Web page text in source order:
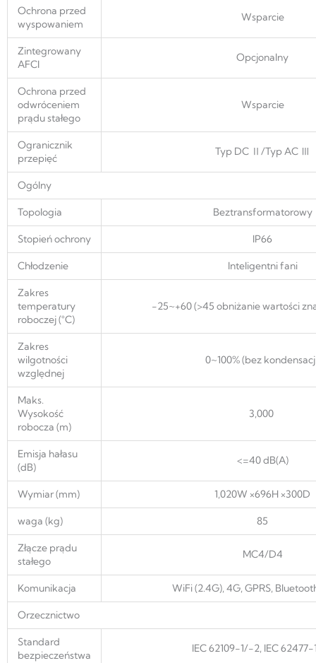
Ochrona przed
wyspowaniem
Wsparcie
Zintegrowany
AFCI
Opcjonalny
Ochrona przed
odwróceniem
prądu stałego
Wsparcie
Ogranicznik
przepięć
Typ DC Ⅱ/Typ AC Ⅲ
Ogólny
Topologia Beztransformatorowy
Stopień ochrony IP66
Chłodzenie Inteligentni fani
Zakres
temperatury
roboczej (°C)
-25~+60 (>45 obniżanie wartości
Zakres
wilgotności
względnej
0~100% (bez
Maks.
Wysokość
robocza (m)
3,000
Emisja hałasu
(dB)
<=40 dB(A)
Wymiar (mm) 1,020W ×696H ×300D
waga (kg) 85
Złącze prądu
stałego
MC4/D4
Komunikacja WiFi (2.4G), 4G, GPRS,
Orzecznictwo
Standard
bezpieczeństwa
IEC 62109-1/-2, IEC